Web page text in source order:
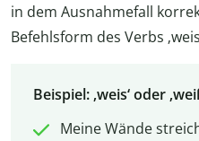
in dem Ausnahmefall
Befehlsform des Verbs
Beispiel: ‚weis‘ oder
Meine Wände